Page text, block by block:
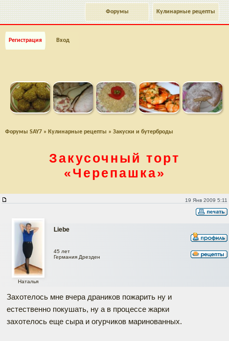
Кулинарные рецепты
Форумы
Регистрация Вход
Форумы SAY7 » Кулинарные рецепты » Закуски и бутерброды
Закусочный торт
«Черепашка»
19 Янв 2009 5:11
Liebe
Наталья
45 лет
Германия Дрезден
Захотелось мне вчера драников пожарить ну и
естественно покушать, ну а в процессе жарки
захотелось еще сыра и огурчиков маринованных.